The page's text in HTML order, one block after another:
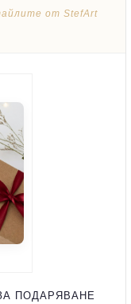
от StefArt
ПОДАРЯВАНЕ